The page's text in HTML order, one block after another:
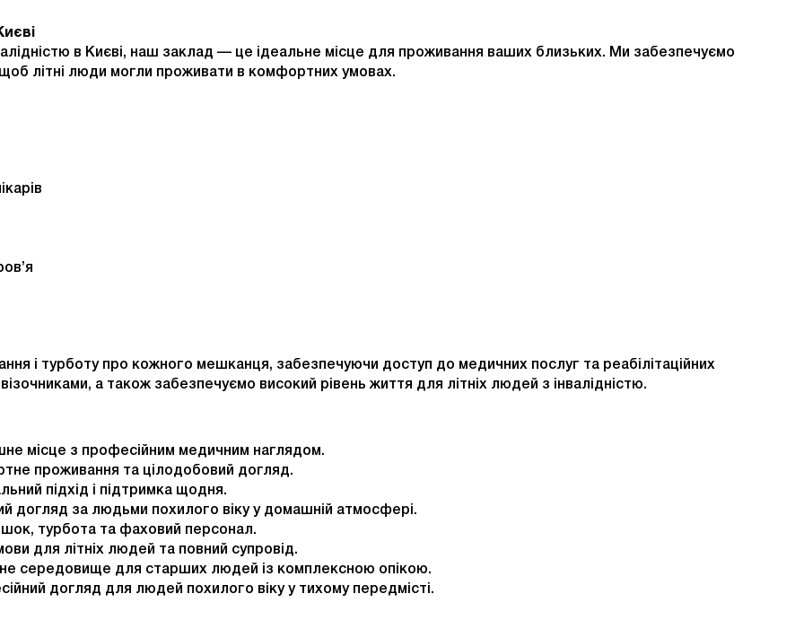
в Києві, наш заклад — це ідеальне місце для проживання ваших близьких. Ми забезпечуємо
літні люди могли проживати в комфортних умовах.
і турботу про кожного мешканця, забезпечуючи доступ до медичних послуг та реабілітаційних
а також забезпечуємо високий рівень життя для літніх людей з інвалідністю.
місце з професійним медичним наглядом.
проживання та цілодобовий догляд.
підхід і підтримка щодня.
догляд за людьми похилого віку у домашній атмосфері.
турбота та фаховий персонал.
для літніх людей та повний супровід.
середовище для старших людей із комплексною опікою.
догляд для людей похилого віку у тихому передмісті.